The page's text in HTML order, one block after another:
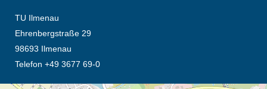
TU Ilmenau
Ehrenbergstraße 29
98693 Ilmenau
Telefon +49 3677 69-0